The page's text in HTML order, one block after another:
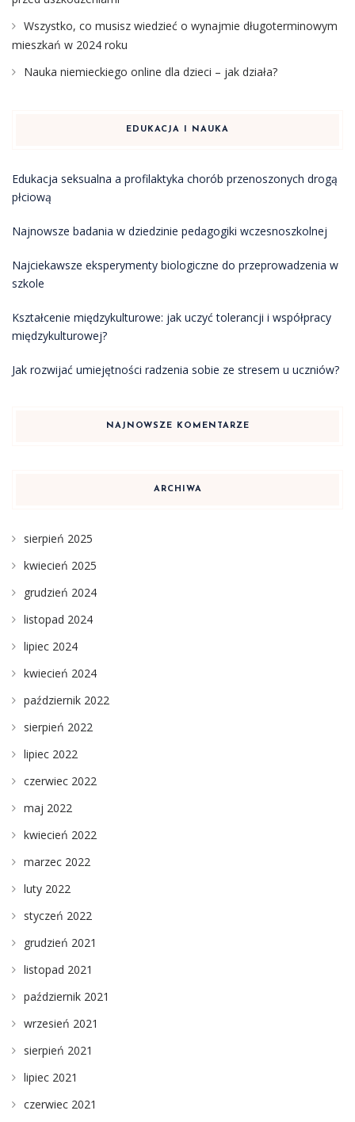
Wszystko, co musisz wiedzieć o wynajmie długoterminowym
mieszkań w 2024 roku
Nauka niemieckiego online dla dzieci – jak działa?
EDUKACJA I NAUKA
Edukacja seksualna a profilaktyka chorób przenoszonych drogą
płciową
Najnowsze badania w dziedzinie pedagogiki wczesnoszkolnej
Najciekawsze eksperymenty biologiczne do przeprowadzenia w
szkole
Kształcenie międzykulturowe: jak uczyć tolerancji i współpracy
międzykulturowej?
Jak rozwijać umiejętności radzenia sobie ze stresem u uczniów?
NAJNOWSZE KOMENTARZE
ARCHIWA
sierpień 2025
kwiecień 2025
grudzień 2024
listopad 2024
lipiec 2024
kwiecień 2024
październik 2022
sierpień 2022
lipiec 2022
czerwiec 2022
maj 2022
kwiecień 2022
marzec 2022
luty 2022
styczeń 2022
grudzień 2021
listopad 2021
październik 2021
wrzesień 2021
sierpień 2021
lipiec 2021
czerwiec 2021